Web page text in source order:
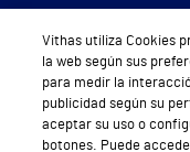
Vithas utiliza Cookies
la web según sus
para medir la
publicidad según su
aceptar su uso o
botones. Puede